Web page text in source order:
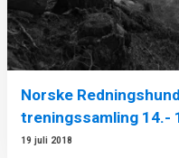
Norske
treningssamling 14.-
19 juli 2018